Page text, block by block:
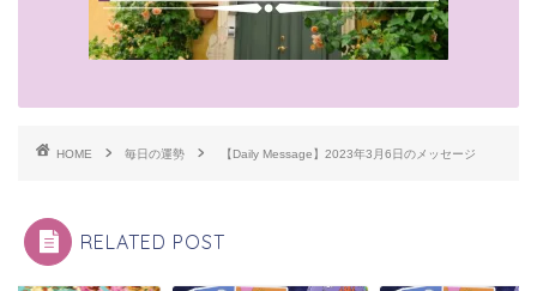
HOME 毎日の運勢 【Daily Message】2023年3月6日のメッセージ
RELATED POST